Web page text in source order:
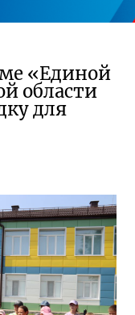
«Единой
области
для